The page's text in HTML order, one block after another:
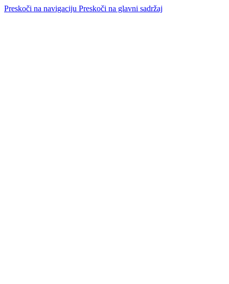
Preskoči na navigaciju Preskoči na glavni sadržaj